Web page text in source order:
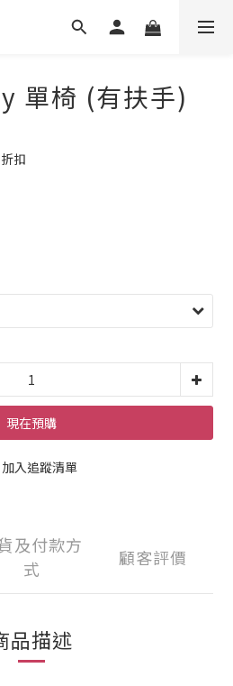
單椅 (有扶手)
扣
現在預購
加入追蹤清單
及付款方
式
顧客評價
品描述